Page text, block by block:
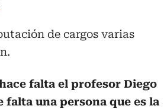
de cargos varias
falta el profesor Diego
una persona que es la